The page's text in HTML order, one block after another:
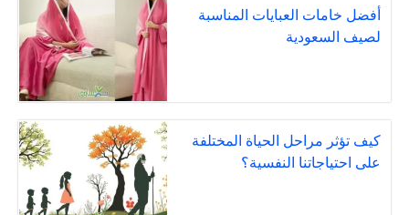
أفضل خامات العبايات المناسبة
لصيف السعودية
كيف تؤثر مراحل الحياة المختلفة
على احتياجاتنا النفسية؟